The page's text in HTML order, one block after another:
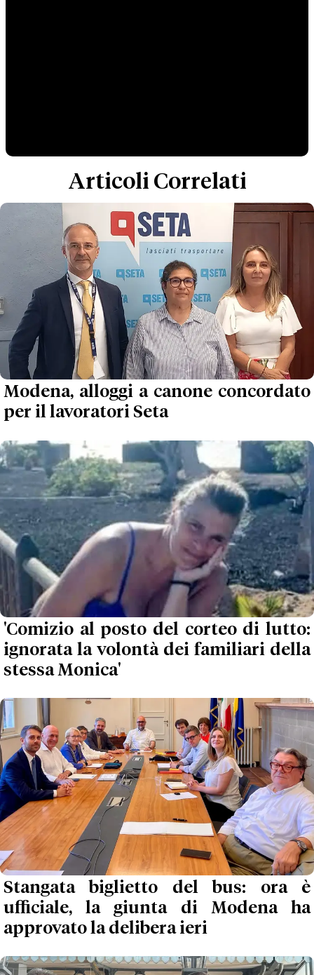
Articoli Correlati
Modena, alloggi a canone concordato
per il lavoratori Seta
'Comizio al posto del corteo di lutto:
ignorata la volontà dei familiari della
stessa Monica'
Stangata biglietto del bus: ora è
ufficiale, la giunta di Modena ha
approvato la delibera ieri